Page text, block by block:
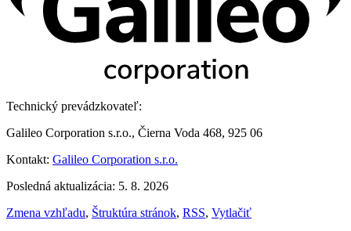
Technický prevádzkovateľ:
Galileo Corporation s.r.o., Čierna Voda 468, 925 06
Kontakt: Galileo Corporation s.r.o.
Posledná aktualizácia: 5. 8. 2026
Zmena vzhľadu, Štruktúra stránok, RSS, Vytlačiť